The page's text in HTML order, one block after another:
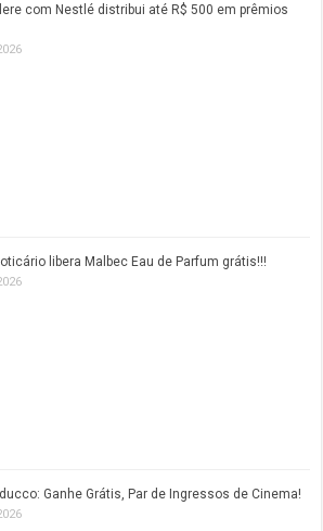
com Nestlé distribui até R$ 500 em prêmios
libera Malbec Eau de Parfum grátis!!!
Ganhe Grátis, Par de Ingressos de Cinema!